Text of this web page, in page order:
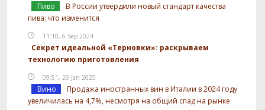
Пиво
В России утвердили новый стандарт качества
пива: что изменится
11:10, 6 Sep 2024
Секрет идеальной «Терновки»: раскрываем
технологию приготовления
09:51, 29 Jan 2025
Вино
Продажа иностранных вин в Италии в 2024 году
увеличилась на 4,7%, несмотря на общий спад на рынке